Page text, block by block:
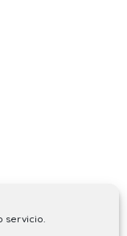
servicio.